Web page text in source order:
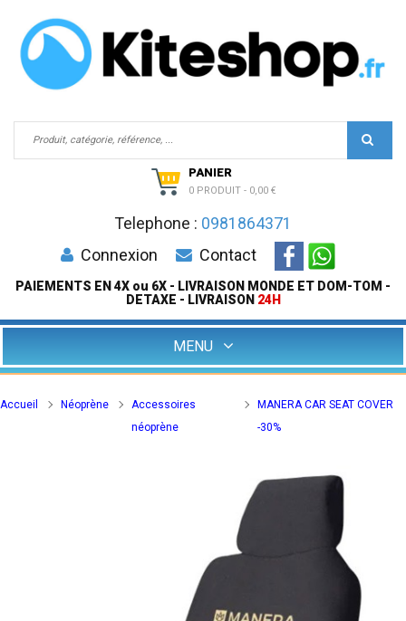
PANIER
0 PRODUIT - 0,00 €
Telephone : 0981864371
Connexion
Contact
PAIEMENTS EN 4X ou 6X - LIVRAISON MONDE ET DOM-TOM -
DETAXE - LIVRAISON 24H
MENU
Accueil Néoprène
Accessoires
néoprène
MANERA CAR SEAT COVER
-30%